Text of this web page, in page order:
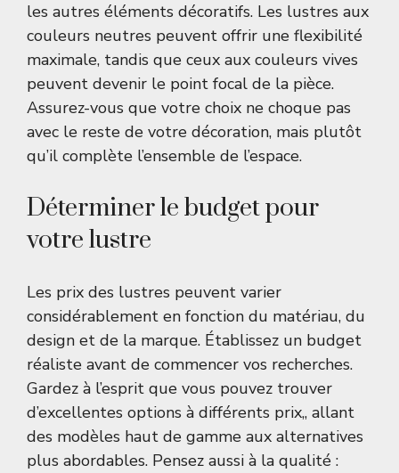
les autres éléments décoratifs. Les lustres aux
couleurs neutres peuvent offrir une flexibilité
maximale, tandis que ceux aux couleurs vives
peuvent devenir le point focal de la pièce.
Assurez-vous que votre choix ne choque pas
avec le reste de votre décoration, mais plutôt
qu’il complète l’ensemble de l’espace.
Déterminer le budget pour
votre lustre
Les prix des lustres peuvent varier
considérablement en fonction du matériau, du
design et de la marque. Établissez un budget
réaliste avant de commencer vos recherches.
Gardez à l’esprit que vous pouvez trouver
d’excellentes options à différents prix,, allant
des modèles haut de gamme aux alternatives
plus abordables. Pensez aussi à la qualité :